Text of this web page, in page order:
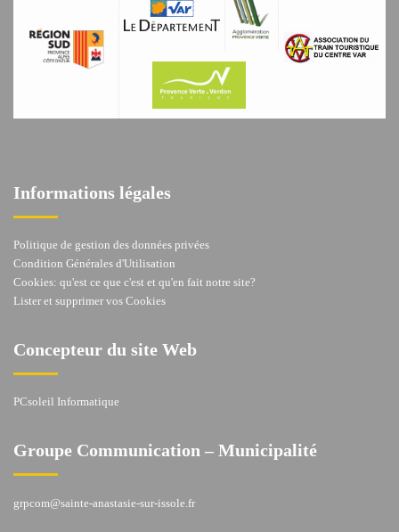
Informations légales
Politique de gestion des données privées
Condition Générales d'Utilisation
Cookies: qu'est ce que c'est et qu'en fait notre site?
Lister et supprimer vos Cookies
Concepteur du site Web
PCsoleil Informatique
Groupe Communication – Municipalité
grpcom@sainte-anastasie-sur-issole.fr